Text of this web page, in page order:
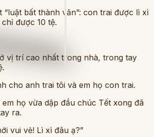
“luật bất thành văn”: con trai được lì xì
được 10 tệ.
vị trí cao nhất trong nhà, trong tay
cho anh trai tôi và em họ con trai.
họ vừa dập đầu chúc Tết xong đã
ra.
vui vẻ! Lì xì đâu ạ?”